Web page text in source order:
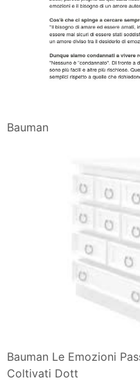
Bauman
Bauman Le Emozioni
Coltivati Dott